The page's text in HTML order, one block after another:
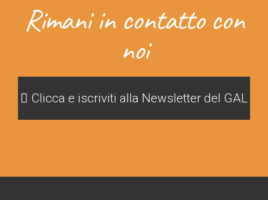
Rimani in contatto con
noi
Clicca e iscriviti alla Newsletter del GAL